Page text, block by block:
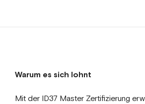
Warum es sich lohnt
Mit der ID37 Master Zertifizierung